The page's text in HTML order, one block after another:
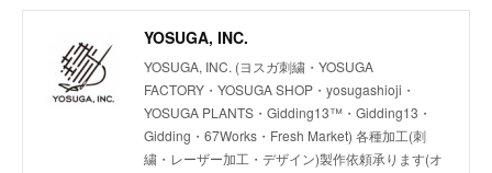
YOSUGA, INC.
YOSUGA, INC. (ヨスガ刺繍・YOSUGA
FACTORY・YOSUGA SHOP・yosugashioji・
YOSUGA PLANTS・Gidding13™・Gidding13・
Gidding・67Works・Fresh Market) 各種加工(刺
繍・レーザー加工・デザイン)製作依頼承ります(オ